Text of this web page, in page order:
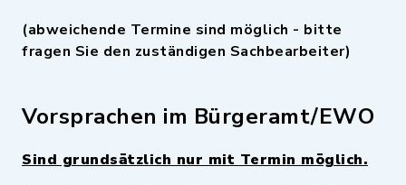
(abweichende Termine sind möglich - bitte
fragen Sie den zuständigen Sachbearbeiter)
Vorsprachen im Bürgeramt/EWO
Sind grundsätzlich nur mit Termin möglich.